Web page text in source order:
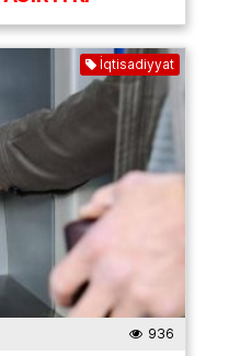
İqtisadiyyat
936